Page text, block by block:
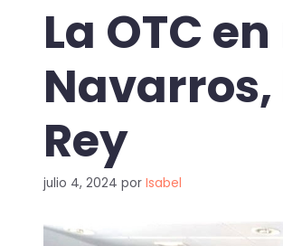
La OTC
Navarros,
Rey
julio 4, 2024 por Isabel